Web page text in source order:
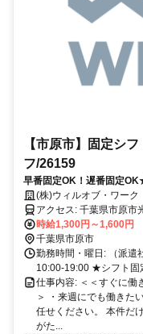
【市原市】固定シ
フ/26159
早番固定OK！遅番固定
採用もあり。
(株)ウィルオブ・ワー
アクセス: 千葉県市原市光風台４－３７７ ・最寄り駅：小湊鉄道光風
台駅から車で10分
時給1,300円～1,600円
千葉県市原市
勤務時間・曜日: （派遣
10:00-19:00 ★シフト固
仕事内容: ＜＜すぐに働
＞ ・来週にでも働きた
任せください。 本件だ
がた...